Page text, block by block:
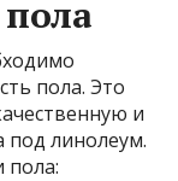
пола. Это
и
под линолеум.
пола: